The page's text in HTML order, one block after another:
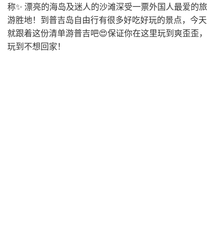
称✨ 漂亮的海岛及迷人的沙滩深受一票外国人最爱的旅
游胜地！到普吉岛自由行有很多好吃好玩的景点，今天
就跟着这份清单游普吉吧😍保证你在这里玩到爽歪歪，
玩到不想回家！